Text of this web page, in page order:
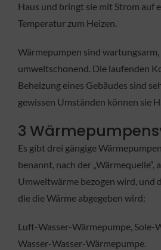
KONTAKT
Haus und bringt sie mit Strom auf
Temperatur zum Heizen.
Wärmepumpen sind wartungsarm,
umweltschonend. Die laufenden
Beheizung eines Gebäudes sind
gewissen Umständen können sie
3
Es gibt drei gängige
benannt, nach der „Wärmequelle“,
Umweltwärme bezogen wird, und
die die Wärme abgegeben wird:
Luft-Wasser-Wärmepumpe, Sole-
Wasser-Wasser-Wärmepumpe.